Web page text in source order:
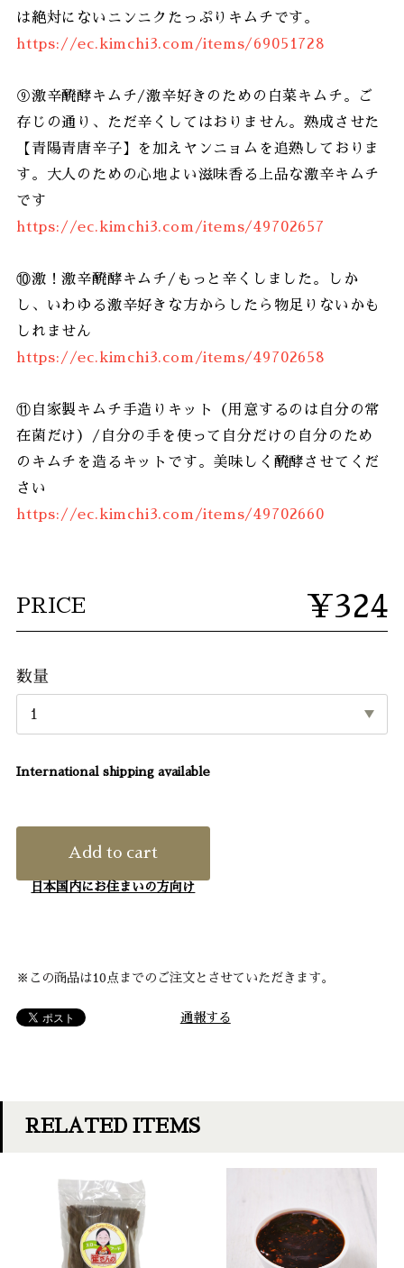
は絶対にないニンニクたっぷりキムチです。
https://ec.kimchi3.com/items/69051728
⑨激辛醗酵キムチ/激辛好きのための白菜キムチ。ご
存じの通り、ただ辛くしてはおりません。熟成させた
【青陽青唐辛子】を加えヤンニョムを追熟しておりま
す。大人のための心地よい滋味香る上品な激辛キムチ
です
https://ec.kimchi3.com/items/49702657
⑩激！激辛醗酵キムチ/もっと辛くしました。しか
し、いわゆる激辛好きな方からしたら物足りないかも
しれません
https://ec.kimchi3.com/items/49702658
⑪自家製キムチ手造りキット（用意するのは自分の常
在菌だけ）/自分の手を使って自分だけの自分のため
のキムチを造るキットです。美味しく醗酵させてくだ
さい
https://ec.kimchi3.com/items/49702660
PRICE ¥324
数量
International shipping available
Add to cart
日本国内にお住まいの方向け
※この商品は10点までのご注文とさせていただきます。
通報する
RELATED ITEMS